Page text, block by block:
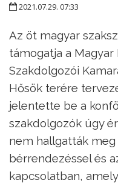
2021.07.29. 07:33
Az öt magyar
támogatja a Magyar
Szakdolgozói
Hősök terére
jelentette be a
szakdolgozók úgy
nem hallgatták meg
bérrendezéssel és
kapcsolatban,